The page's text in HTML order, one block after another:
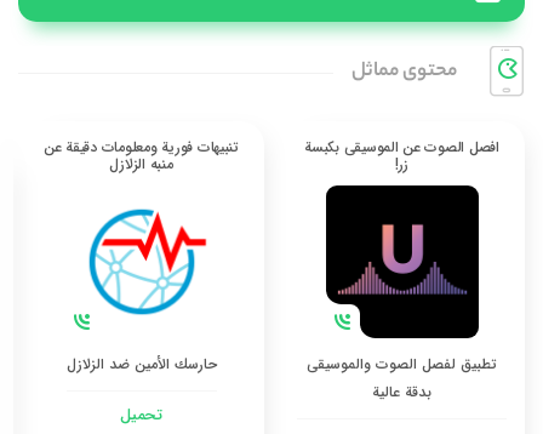
تنبيهات فورية ومعلومات دقيقة عن
منبه الزلازل
حارسك الأمين ضد الزلازل
حافظ على خصوصيتك وتمتع بسرعة
تصفح فائقة
تجربة تصفح جديدة وآمنة
تحميل